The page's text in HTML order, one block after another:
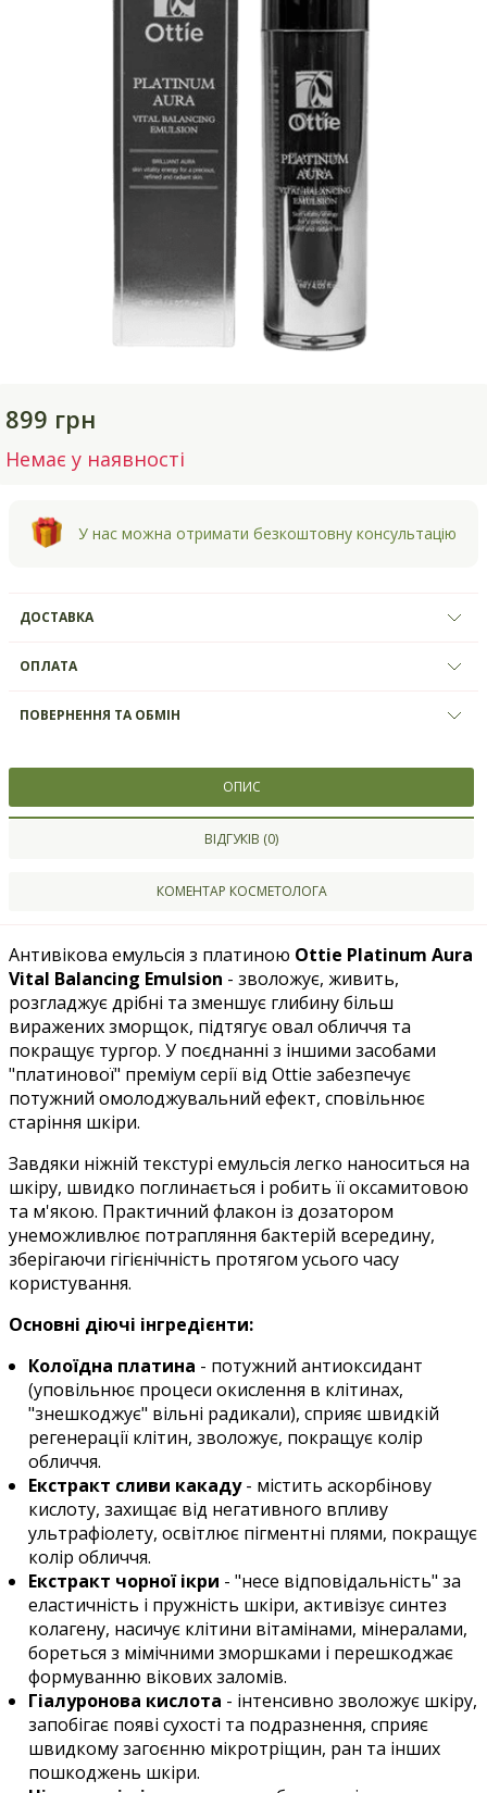
899 грн
Немає у наявності
У нас можна отримати безкоштовну консультацію
ДОСТАВКА
ОПЛАТА
ПОВЕРНЕННЯ ТА ОБМІН
ОПИС
ВІДГУКІВ (0)
КОМЕНТАР КОСМЕТОЛОГА
Антивікова емульсія з платиною Ottie Platinum Aura
Vital Balancing Emulsion - зволожує, живить,
розгладжує дрібні та зменшує глибину більш
виражених зморщок, підтягує овал обличчя та
покращує тургор. У поєднанні з іншими засобами
"платинової" преміум серії від Ottie забезпечує
потужний омолоджувальний ефект, сповільнює
старіння шкіри.
Завдяки ніжній текстурі емульсія легко наноситься на
шкіру, швидко поглинається і робить її оксамитовою
та м'якою. Практичний флакон із дозатором
унеможливлює потрапляння бактерій всередину,
зберігаючи гігієнічність протягом усього часу
користування.
Основні діючі інгредієнти:
Колоїдна платина - потужний антиоксидант
(уповільнює процеси окислення в клітинах,
"знешкоджує" вільні радикали), сприяє швидкій
регенерації клітин, зволожує, покращує колір
обличчя.
Екстракт сливи какаду- містить аскорбінову
кислоту, захищає від негативного впливу
ультрафіолету, освітлює пігментні плями, покращує
колір обличчя.
Екстракт чорної ікри - "несе відповідальність" за
еластичність і пружність шкіри, активізує синтез
колагену, насичує клітини вітамінами, мінералами,
бореться з мімічними зморшками і перешкоджає
формуванню вікових заломів.
Гіалуронова кислота - інтенсивно зволожує шкіру,
запобігає появі сухості та подразнення, сприяє
швидкому загоєнню мікротріщин, ран та інших
пошкоджень шкіри.